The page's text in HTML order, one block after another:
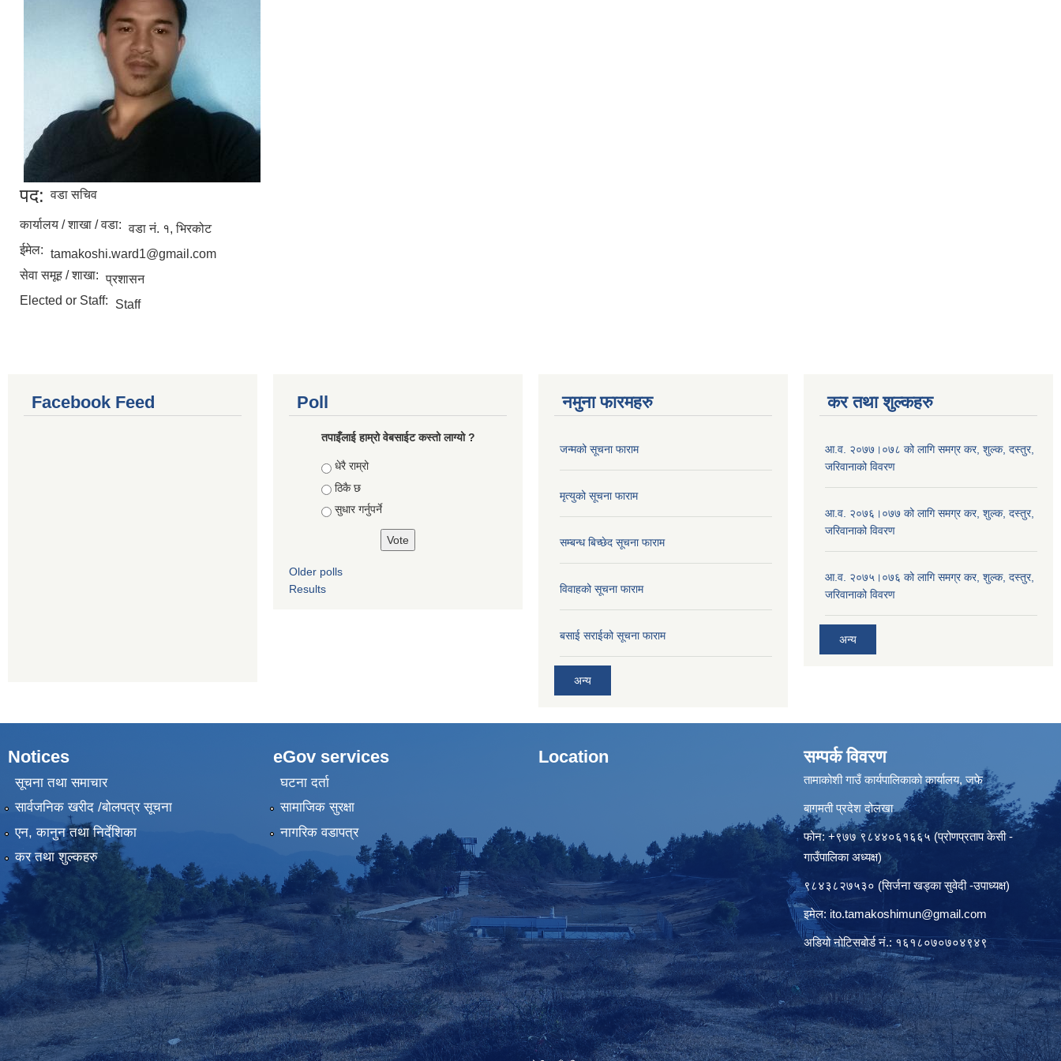
पद: वडा सचिव
कार्यालय / शाखा / वडा: वडा नं. १, भिरकोट
ईमेल: tamakoshi.ward1@gmail.com
सेवा समूह / शाखा: प्रशासन
Elected or Staff:
Staff
Facebook Feed Poll
तपाइँलाई हाम्रो वेबसाईट कस्तो लाग्यो ?
Choices
धेरै राम्रो
ठिकै छ
सुधार गर्नुपर्ने
Older polls
Results
नमुना फारमहरु
जन्मको सूचना फाराम
मृत्युको सूचना फाराम
सम्बन्ध बिच्छेद सूचना फाराम
विवाहको सूचना फाराम
बसाई सराईको सूचना फाराम
अन्य
कर तथा शुल्कहरु
आ.व. २०७७।०७८ को लागि समग्र कर, शुल्क, दस्तुर,
जरिवानाको विवरण
आ.व. २०७६।०७७ को लागि समग्र कर, शुल्क, दस्तुर,
जरिवानाको विवरण
आ.व. २०७५।०७६ को लागि समग्र कर, शुल्क, दस्तुर,
जरिवानाको विवरण
अन्य
Notices
सूचना तथा समाचार
सार्वजनिक खरीद /बोलपत्र सूचना
एन, कानुन तथा निर्देशिका
कर तथा शुल्कहरु
eGov services
घटना दर्ता
सामाजिक सुरक्षा
नागरिक वडापत्र
Location सम्पर्क विवरण
तामाकोशी गाउँ कार्यपालिकाको कार्यालय, जफे
बागमती प्रदेश दोलखा
फोन: +९७७ ९८४४०६१६६५ (प्रोणप्रताप केसी -
गाउँपालिका अध्यक्ष)
९८४३८२७५३० (सिर्जना खड्का सुवेदी -उपाध्यक्ष)
इमेल: ito.tamakoshimun@gmail.com
अडियो नोटिसबोर्ड नं.: १६१८०७०७०४९४९